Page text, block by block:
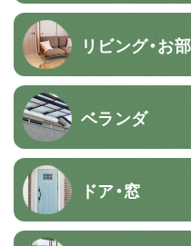
リビング・お
ベランダ
ドア・窓